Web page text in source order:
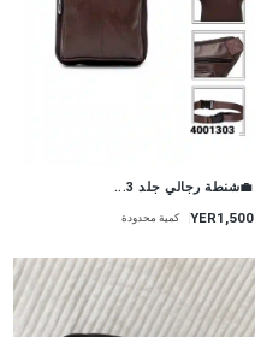
💼شنطة رجالي جلد 3...
YER1,500 كمية محدودة